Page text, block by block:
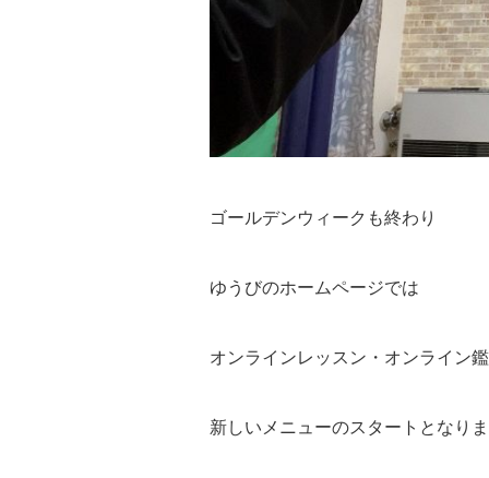
­ゴールデンウィークも終わり
ゆうびのホームページでは
オンラインレッスン・オンライン
新しいメニューのスタートとなり